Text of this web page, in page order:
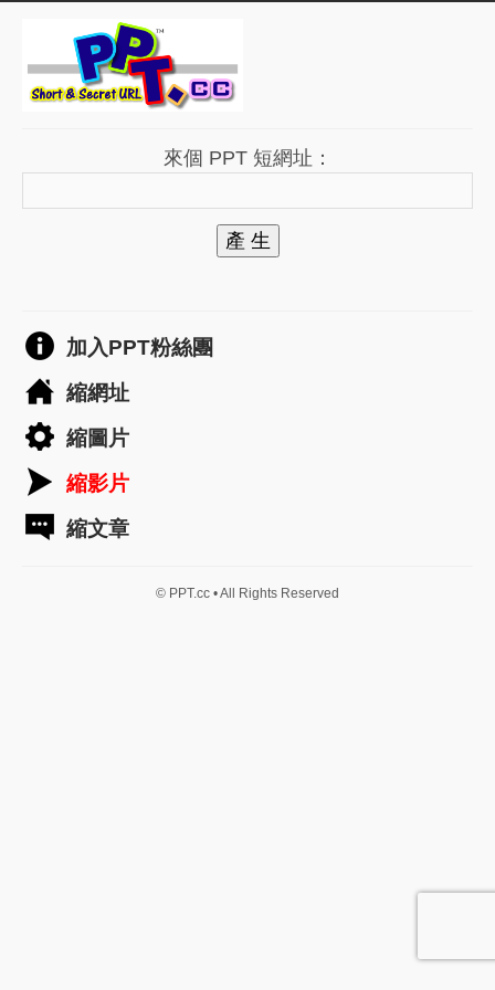
來個 PPT 短網址：
產 生
加入PPT粉絲團
縮網址
縮圖片
縮影片
縮文章
© PPT.cc • All Rights Reserved